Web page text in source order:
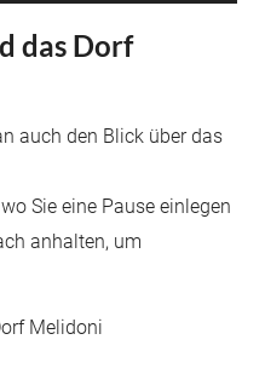
das Dorf
auch den Blick über das
Sie eine Pause einlegen
anhalten, um